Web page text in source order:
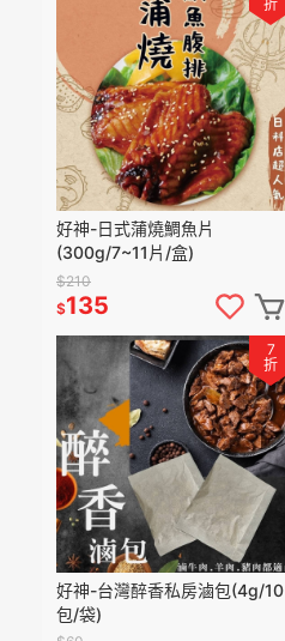
折
好神-日式蒲燒鯛魚片
(300g/7~11片/盒)
$210
$135
7
折
好神-台灣醉香私房滷包(4g/10
包/袋)